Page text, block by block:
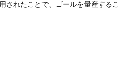
されたことで、ゴールを量産するこ